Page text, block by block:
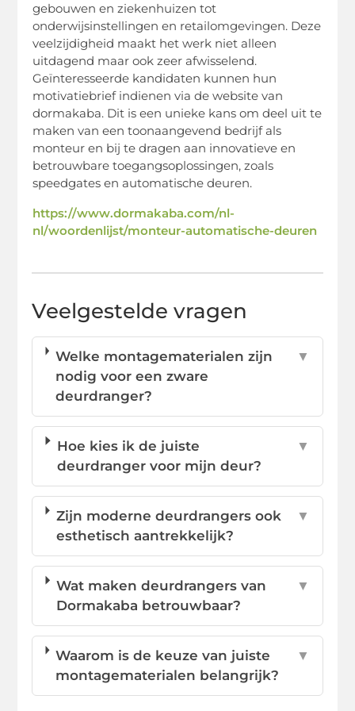
gebouwen en ziekenhuizen tot
onderwijsinstellingen en retailomgevingen. Deze
veelzijdigheid maakt het werk niet alleen
uitdagend maar ook zeer afwisselend.
Geïnteresseerde kandidaten kunnen hun
motivatiebrief indienen via de website van
dormakaba. Dit is een unieke kans om deel uit te
maken van een toonaangevend bedrijf als
monteur en bij te dragen aan innovatieve en
betrouwbare toegangsoplossingen, zoals
speedgates en automatische deuren.
https://www.dormakaba.com/nl-
nl/woordenlijst/monteur-automatische-deuren
Veelgestelde vragen
Welke montagematerialen zijn
nodig voor een zware
deurdranger?
▼
Hoe kies ik de juiste
deurdranger voor mijn deur?
▼
Zijn moderne deurdrangers ook
esthetisch aantrekkelijk?
▼
Wat maken deurdrangers van
Dormakaba betrouwbaar?
▼
Waarom is de keuze van juiste
montagematerialen belangrijk?
▼